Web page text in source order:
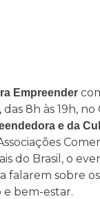
Empreender
das 8h às 19h,
e da
do Brasil, o
falarem sobre
bem-estar.